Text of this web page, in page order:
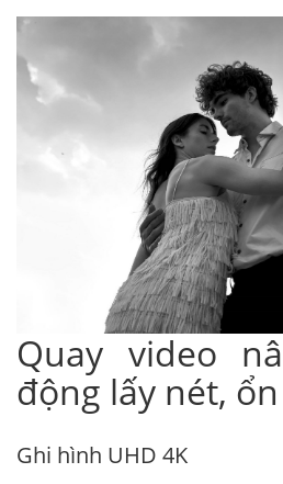
Quay video
động lấy nét,
Ghi hình UHD 4K